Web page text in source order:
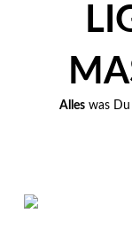
Alleswas Du